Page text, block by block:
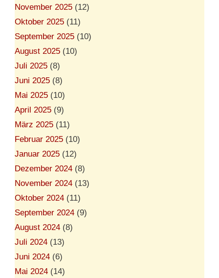
November 2025 (12)
Oktober 2025 (11)
September 2025 (10)
August 2025 (10)
Juli 2025 (8)
Juni 2025 (8)
Mai 2025 (10)
April 2025 (9)
März 2025 (11)
Februar 2025 (10)
Januar 2025 (12)
Dezember 2024 (8)
November 2024 (13)
Oktober 2024 (11)
September 2024 (9)
August 2024 (8)
Juli 2024 (13)
Juni 2024 (6)
Mai 2024 (14)